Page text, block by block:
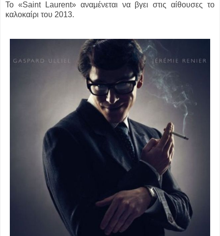
Το «Saint Laurent» αναμένεται να βγει στις αίθουσες το
καλοκαίρι του 2013.